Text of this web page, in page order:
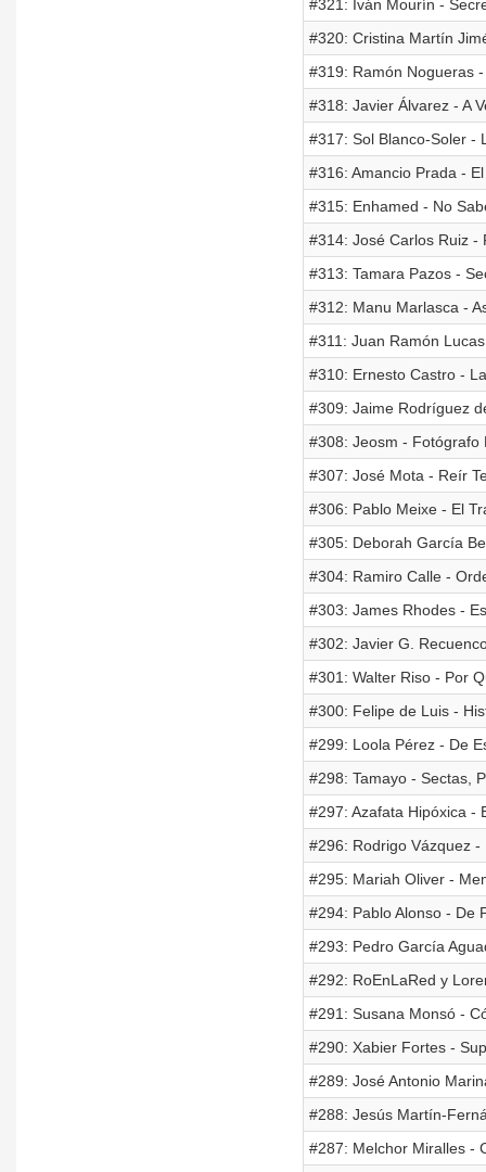
#321: Iván Mourín -
#320: Cristina Martín
#319: Ramón Nogueras
#318: Javier Álvarez - A
#317: Sol Blanco-Soler -
#316: Amancio Prada -
#315: Enhamed - No
#314: José Carlos Ruiz -
#313: Tamara Pazos -
#312: Manu Marlasca -
#311: Juan Ramón
#310: Ernesto Castro -
#309: Jaime Rodríguez
#308: Jeosm - Fotógrafo
#307: José Mota - Reír
#306: Pablo Meixe - El
#305: Deborah García
#304: Ramiro Calle -
#303: James Rhodes -
#302: Javier G.
#301: Walter Riso - Por
#300: Felipe de Luis -
#299: Loola Pérez - De
#298: Tamayo - Sectas,
#297: Azafata Hipóxica -
#296: Rodrigo Vázquez -
#295: Mariah Oliver -
#294: Pablo Alonso - De
#293: Pedro García
#292: RoEnLaRed y
#291: Susana Monsó -
#290: Xabier Fortes -
#289: José Antonio
#288: Jesús Martín-
#287: Melchor Miralles -